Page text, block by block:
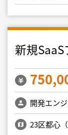
新規
開発エン
23区都心